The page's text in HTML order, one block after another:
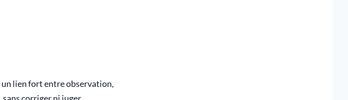
un lien fort entre observation,